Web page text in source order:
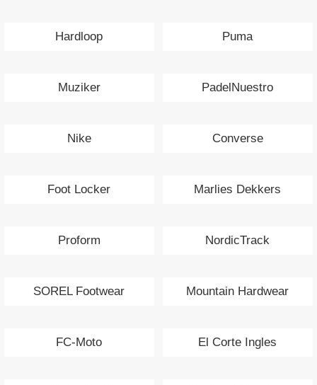
Hardloop Puma
Muziker PadelNuestro
Nike Converse
Foot Locker Marlies Dekkers
Proform NordicTrack
SOREL Footwear Mountain Hardwear
FC-Moto El Corte Ingles